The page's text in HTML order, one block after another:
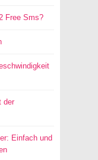
Free Sms?
der
Einfach und